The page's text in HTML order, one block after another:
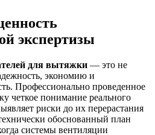
экспертизы
для вытяжки — это не
экономию и
Профессионально проведенное
четкое понимание реального
риски до их перерастания
обоснованный план
системы вентиляции